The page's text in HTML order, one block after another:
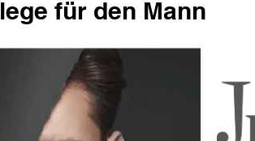
für den Mann